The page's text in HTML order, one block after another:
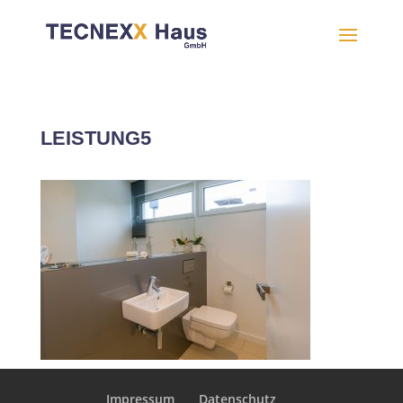
LEISTUNG5
Impressum Datenschutz